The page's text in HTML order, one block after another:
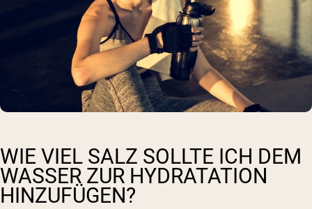
WIE VIEL SALZ SOLLTE ICH DEM
WASSER ZUR HYDRATATION
HINZUFÜGEN?